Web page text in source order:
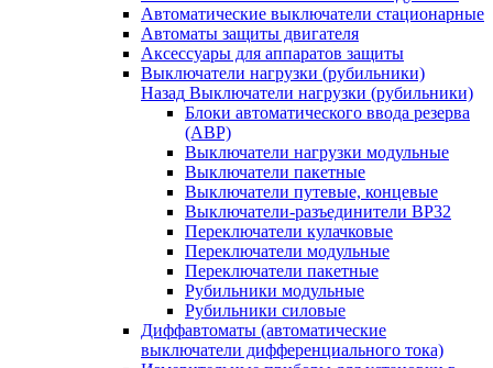
Автоматические выключатели стационарные
Автоматы защиты двигателя
Аксессуары для аппаратов защиты
Выключатели нагрузки (рубильники)
Назад Выключатели нагрузки (рубильники)
Блоки автоматического ввода резерва
(АВР)
Выключатели нагрузки модульные
Выключатели пакетные
Выключатели путевые, концевые
Выключатели-разъединители ВР32
Переключатели кулачковые
Переключатели модульные
Переключатели пакетные
Рубильники модульные
Рубильники силовые
Диффавтоматы (автоматические
выключатели дифференциального тока)